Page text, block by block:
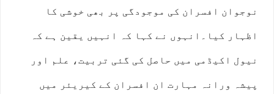
نوجوان افسران کی موجودگی پر بھی خوشی کا
اظہار کیا۔انہوں نے کہا کہ انہیں یقین ہے کہ
نیول اکیڈمی میں حاصل کی گئی تربیت، علم اور
پیشہ ورانہ مہارت ان افسران کے کیریئر میں